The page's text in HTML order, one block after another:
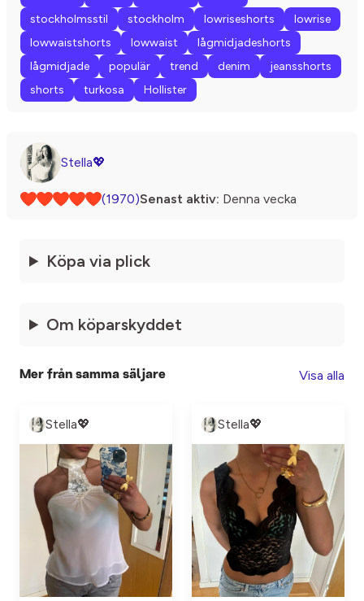
stockholmsstil
stockholm lowriseshorts
lowrise
lowwaistshorts
lowwaist
lågmidjadeshorts
lågmidjade
populär trend denim
jeansshorts
shorts
turkosa Hollister
Stella💖
(1970)Senast aktiv: Denna vecka
Köpa via plick
Om köparskyddet
Mer från samma säljare Visa alla
Stella💖 Stella💖